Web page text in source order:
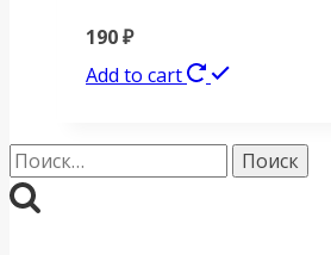
190₽
Add to cart
Найти: